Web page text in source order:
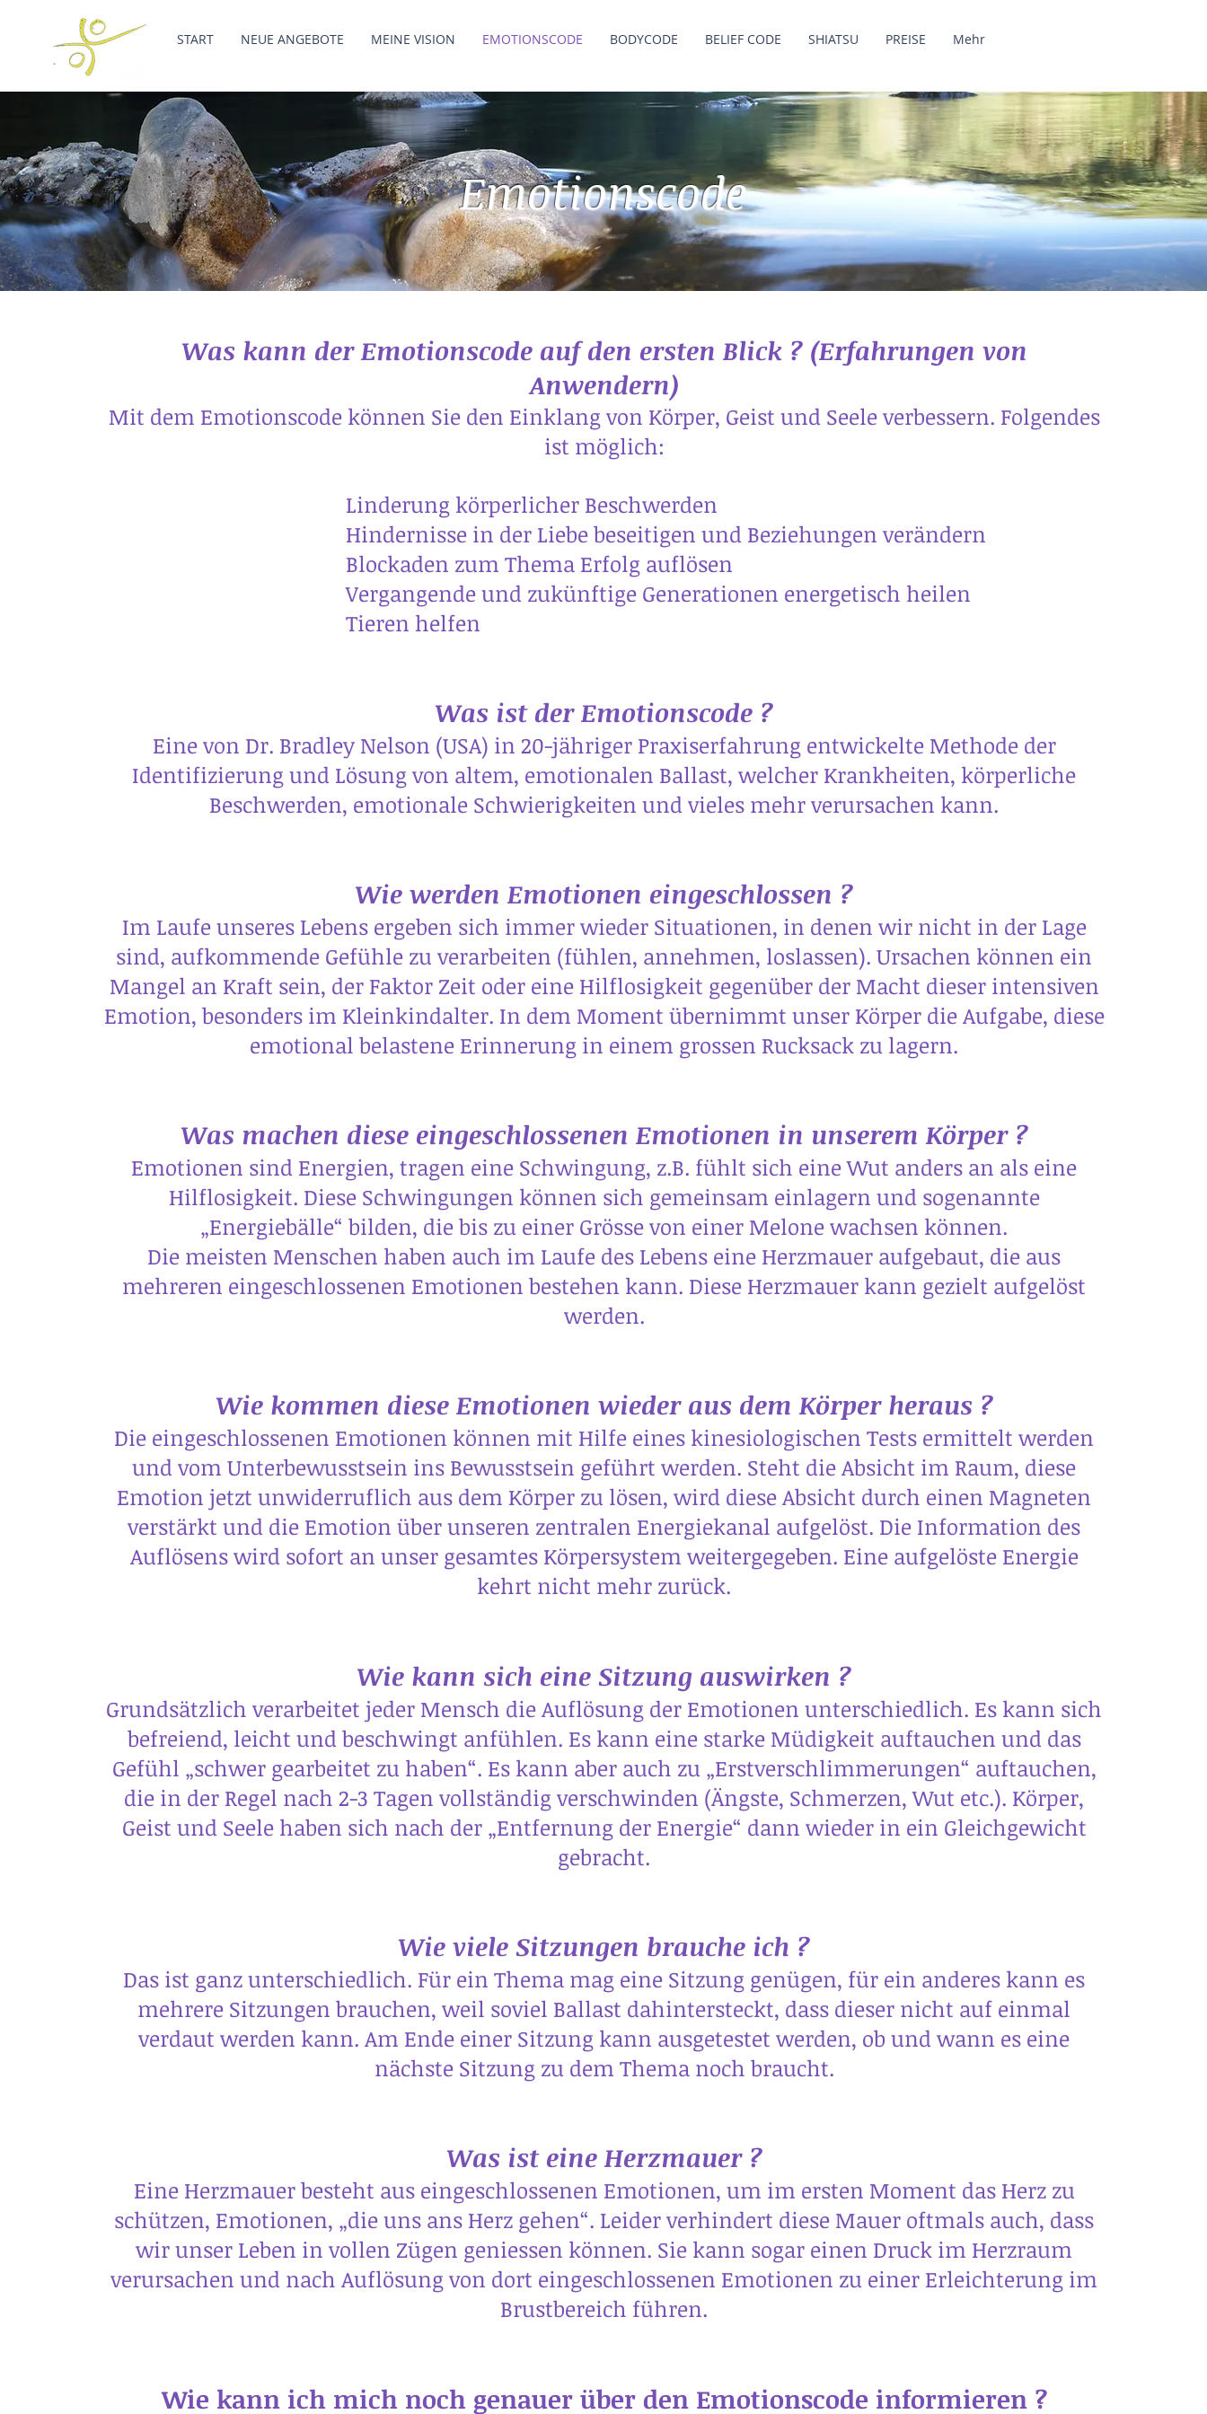
START NEUE ANGEBOTE MEINE VISION EMOTIONSCODE BODYCODE BELIEF CODE SHIATSU PREISE Mehr
Emotionscode
Was kann der Emotionscode auf den ersten Blick ? (Erfahrungen von
Anwendern)
Mit dem Emotionscode können Sie den Einklang von Körper, Geist und Seele verbessern. Folgendes
ist möglich:
Linderung körperlicher Beschwerden
Hindernisse in der Liebe beseitigen und Beziehungen verändern
Blockaden zum Thema Erfolg auflösen
Vergangende und zukünftige Generationen energetisch heilen
Tieren helfen
Was ist der Emotionscode ?
Eine von Dr. Bradley Nelson (USA) in 20-jähriger Praxiserfahrung entwickelte Methode der
Identifizierung und Lösung von altem, emotionalen Ballast, welcher Krankheiten, körperliche
Beschwerden, emotionale Schwierigkeiten und vieles mehr verursachen kann.
Wie werden Emotionen eingeschlossen ?
Im Laufe unseres Lebens ergeben sich immer wieder Situationen, in denen wir nicht in der Lage
sind, aufkommende Gefühle zu verarbeiten (fühlen, annehmen, loslassen). Ursachen können ein
Mangel an Kraft sein, der Faktor Zeit oder eine Hilflosigkeit gegenüber der Macht dieser intensiven
Emotion, besonders im Kleinkindalter. In dem Moment übernimmt unser Körper die Aufgabe, diese
emotional belastene Erinnerung in einem grossen Rucksack zu lagern.
Was machen diese eingeschlossenen Emotionen in unserem Körper ?
Emotionen sind Energien, tragen eine Schwingung, z.B. fühlt sich eine Wut anders an als eine
Hilflosigkeit. Diese Schwingungen können sich gemeinsam einlagern und sogenannte
„Energiebälle“ bilden, die bis zu einer Grösse von einer Melone wachsen können.
Die meisten Menschen haben auch im Laufe des Lebens eine Herzmauer aufgebaut, die aus
mehreren eingeschlossenen Emotionen bestehen kann. Diese Herzmauer kann gezielt aufgelöst
werden.
Wie kommen diese Emotionen wieder aus dem Körper heraus ?
Die eingeschlossenen Emotionen können mit Hilfe eines kinesiologischen Tests ermittelt werden
und vom Unterbewusstsein ins Bewusstsein geführt werden. Steht die Absicht im Raum, diese
Emotion jetzt unwiderruflich aus dem Körper zu lösen, wird diese Absicht durch einen Magneten
verstärkt und die Emotion über unseren zentralen Energiekanal aufgelöst. Die Information des
Auflösens wird sofort an unser gesamtes Körpersystem weitergegeben. Eine aufgelöste Energie
kehrt nicht mehr zurück.
Wie kann sich eine Sitzung auswirken ?
Grundsätzlich verarbeitet jeder Mensch die Auflösung der Emotionen unterschiedlich. Es kann sich
befreiend, leicht und beschwingt anfühlen. Es kann eine starke Müdigkeit auftauchen und das
Gefühl „schwer gearbeitet zu haben“. Es kann aber auch zu „Erstverschlimmerungen“ auftauchen,
die in der Regel nach 2-3 Tagen vollständig verschwinden (Ängste, Schmerzen, Wut etc.). Körper,
Geist und Seele haben sich nach der „Entfernung der Energie“ dann wieder in ein Gleichgewicht
gebracht.
Wie viele Sitzungen brauche ich ?
Das ist ganz unterschiedlich. Für ein Thema mag eine Sitzung genügen, für ein anderes kann es
mehrere Sitzungen brauchen, weil soviel Ballast dahintersteckt, dass dieser nicht auf einmal
verdaut werden kann. Am Ende einer Sitzung kann ausgetestet werden, ob und wann es eine
nächste Sitzung zu dem Thema noch braucht.
Was ist eine Herzmauer ?
Eine Herzmauer besteht aus eingeschlossenen Emotionen, um im ersten Moment das Herz zu
schützen, Emotionen, „die uns ans Herz gehen“. Leider verhindert diese Mauer oftmals auch, dass
wir unser Leben in vollen Zügen geniessen können. Sie kann sogar einen Druck im Herzraum
verursachen und nach Auflösung von dort eingeschlossenen Emotionen zu einer Erleichterung im
Brustbereich führen.
Wie kann ich mich noch genauer über den Emotionscode informieren ?